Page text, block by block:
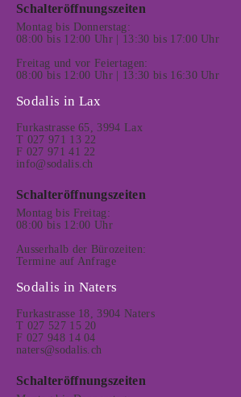
Schalteröffnungszeiten
Montag bis Donnerstag:
08:00 bis 12:00 Uhr | 13:30 bis 17:00 Uhr
Freitag und vor Feiertagen:
08:00 bis 12:00 Uhr | 13:30 bis 16:30 Uhr
Sodalis in Lax
Furkastrasse 65, 3994 Lax
T 027 971 13 22
F 027 971 41 22
info@sodalis.ch
Schalteröffnungszeiten
Montag bis Freitag:
08:00 bis 12:00 Uhr
Ausserhalb der Bürozeiten:
Termine auf Anfrage
Sodalis in Naters
Furkastrasse 18, 3904 Naters
T 027 527 15 20
F 027 948 14 04
naters@sodalis.ch
Schalteröffnungszeiten